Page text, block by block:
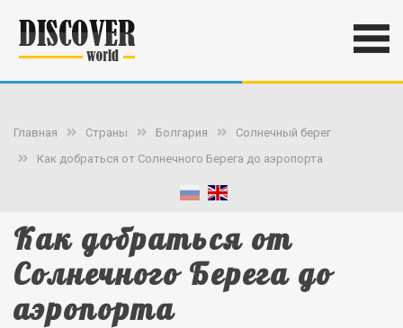
Главная Страны Болгария
Солнечный берег
Как добраться от Солнечного Берега до аэропорта
Как добраться от
Солнечного Берега до
аэропорта